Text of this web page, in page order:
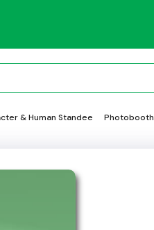
& Human Standee Photobooth